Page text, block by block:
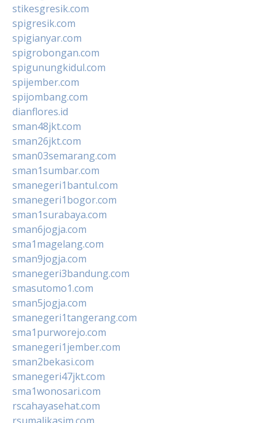
stikesgresik.com
spigresik.com
spigianyar.com
spigrobongan.com
spigunungkidul.com
spijember.com
spijombang.com
dianflores.id
sman48jkt.com
sman26jkt.com
sman03semarang.com
sman1sumbar.com
smanegeri1bantul.com
smanegeri1bogor.com
sman1surabaya.com
sman6jogja.com
sma1magelang.com
sman9jogja.com
smanegeri3bandung.com
smasutomo1.com
sman5jogja.com
smanegeri1tangerang.com
sma1purworejo.com
smanegeri1jember.com
sman2bekasi.com
smanegeri47jkt.com
sma1wonosari.com
rscahayasehat.com
rsumalikasim.com